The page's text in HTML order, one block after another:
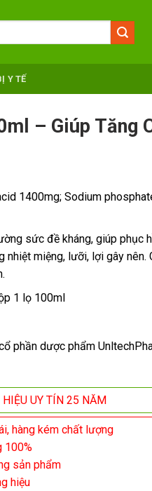
Y TẾ
– Giúp Tăng
1400mg; Sodium
sức đề kháng, giúp phục
miệng, lưỡi, lợi gây nên.
1 lọ 100ml
phần dược phẩm
HIỆU UY TÍN 25 NĂM
hàng kém chất lượng
100%
sản phẩm
hiệu